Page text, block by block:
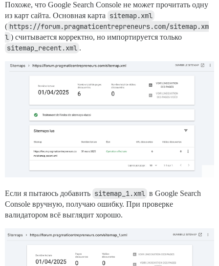
Похоже, что Google Search Console не может прочитать одну
из карт сайта. Основная карта sitemap.xml
( https://forum.pragmaticentrepreneurs.com/sitemap.xm
l ) считывается корректно, но импортируется только
sitemap_recent.xml .
Если я пытаюсь добавить sitemap_1.xml в Google Search
Console вручную, получаю ошибку. При проверке
валидатором всё выглядит хорошо.